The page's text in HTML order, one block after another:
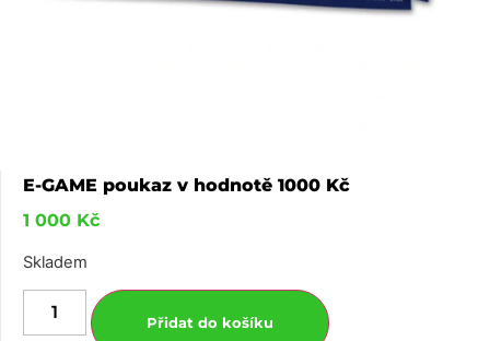
E-GAME poukaz v hodnotě 1000 Kč
1 000 Kč
Skladem
Přidat do košíku